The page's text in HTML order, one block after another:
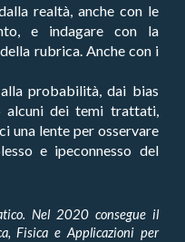
realtà, anche con le
e indagare con la
rubrica. Anche con i
probabilità, dai bias
alcuni dei temi trattati,
una lente per osservare
e ipeconnesso del
Nel 2020 consegue il
Fisica e Applicazioni per